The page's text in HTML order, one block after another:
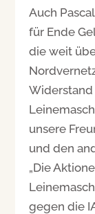
Auch
für Ende
die weit
unsere
und den
„Die
gegen die